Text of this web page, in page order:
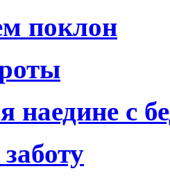
поклон
наедине с